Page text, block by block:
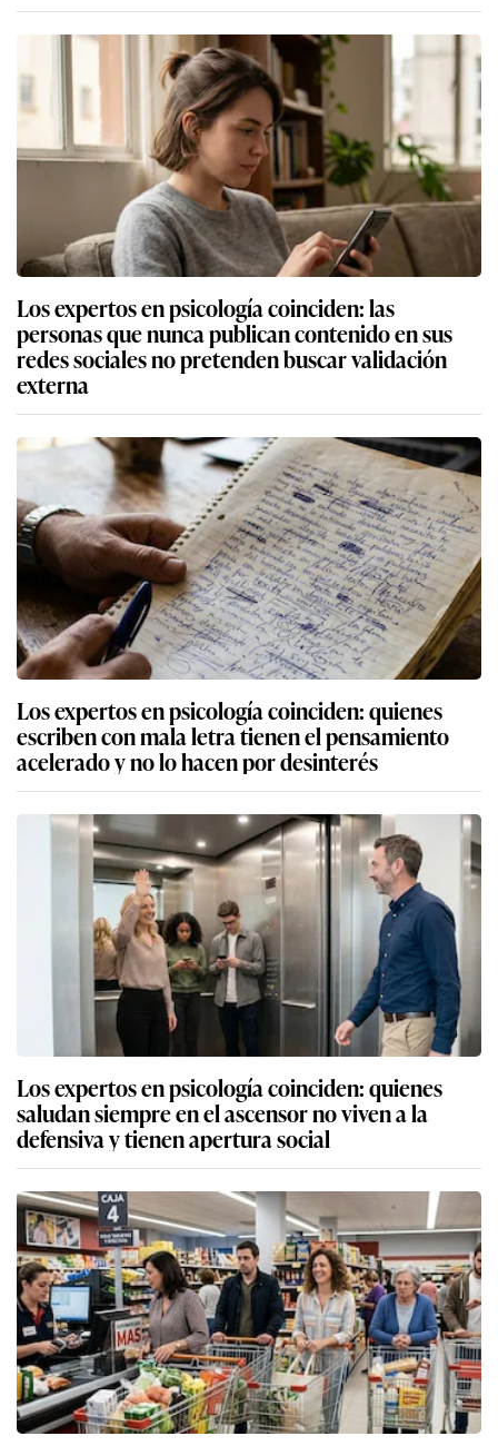
Los expertos en psicología coinciden: las
personas que nunca publican contenido en sus
redes sociales no pretenden buscar validación
externa
Los expertos en psicología coinciden: quienes
escriben con mala letra tienen el pensamiento
acelerado y no lo hacen por desinterés
Los expertos en psicología coinciden: quienes
saludan siempre en el ascensor no viven a la
defensiva y tienen apertura social